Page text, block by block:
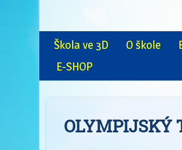
Škola ve 3D O škole
E-SHOP
OLYMPIJSKÝ